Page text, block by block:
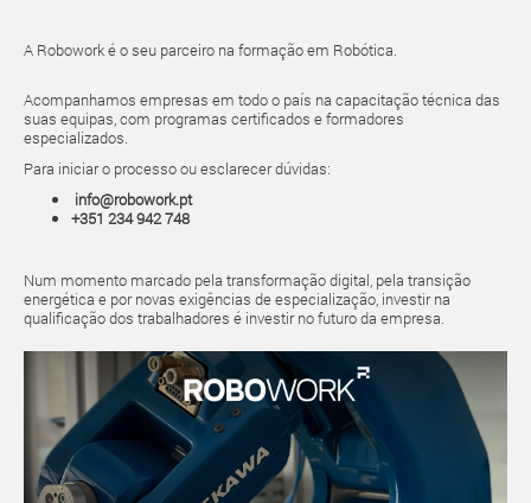
A Robowork é o seu parceiro na formação em Robótica.
Acompanhamos empresas em todo o país na capacitação técnica das
suas equipas, com programas certificados e formadores
especializados.
Para iniciar o processo ou esclarecer dúvidas:
info@robowork.pt
+351 234 942 748
Num momento marcado pela transformação digital, pela transição
energética e por novas exigências de especialização, investir na
qualificação dos trabalhadores é investir no futuro da empresa.